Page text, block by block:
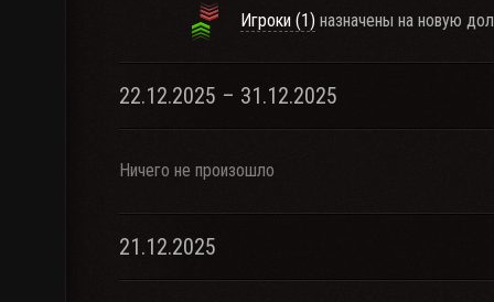
Игроки (1) назначены на новую
22.12.2025 – 31.12.2025
Ничего не произошло
21.12.2025